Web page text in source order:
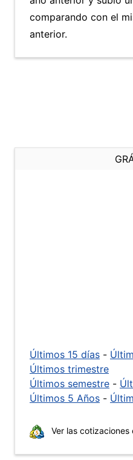
comparando con el
anterior.
Últimos 15 días -
Últimos trimestre
Últimos semestre -
Últimos 5 Años -
Ver las cotizaciones